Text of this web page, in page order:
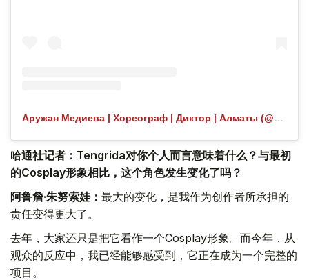
Аружан Медиева | Хореограф | Диктор | Алматы (@aruvibezz) 分享的帖子
哈通社记者：Tengrida对你个人而言意味着什么？与最初
的Cosplay形象相比，这个角色发生变化了吗？
阿鲁詹·朱努索娃： 最大的变化，是我作为创作者所承担的
责任变得更大了。
去年，大家还只是把它看作一个Cosplay形象。而今年，从
观众的反应中，我已经能够感受到，它正在成为一个完整的
项目。